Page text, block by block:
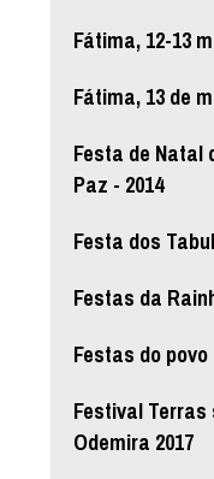
Fátima, 12-13
Fátima, 13 de
Festa de Natal
Paz - 2014
Festa dos
Festas da
Festas do povo
Festival Terras
Odemira 2017